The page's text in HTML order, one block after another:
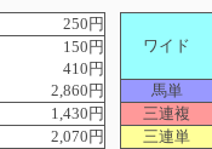
250円
150円
410円
2,860円
1,430円
2,070円
ワイド
馬単
三連複
三連単